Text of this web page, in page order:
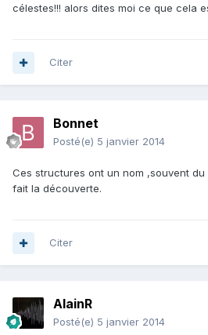
célestes!!! alors dites moi ce que cela
Citer
Bonnet
Posté(e) 5 janvier 2014
Ces structures ont un nom ,souvent
fait la découverte.
Citer
AlainR
Posté(e) 5 janvier 2014